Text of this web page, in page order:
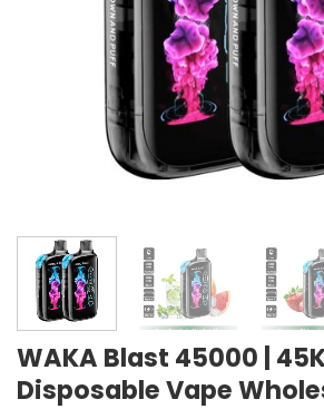
WAKA Blast 45000 |
Disposable Vape